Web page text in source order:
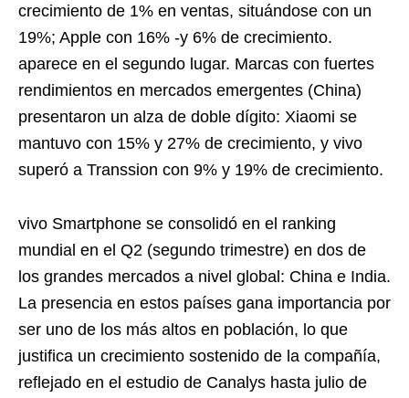
crecimiento de 1% en ventas, situándose con un
19%; Apple con 16% -y 6% de crecimiento.
aparece en el segundo lugar. Marcas con fuertes
rendimientos en mercados emergentes (China)
presentaron un alza de doble dígito: Xiaomi se
mantuvo con 15% y 27% de crecimiento, y vivo
superó a Transsion con 9% y 19% de crecimiento.
vivo Smartphone se consolidó en el ranking
mundial en el Q2 (segundo trimestre) en dos de
los grandes mercados a nivel global: China e India.
La presencia en estos países gana importancia por
ser uno de los más altos en población, lo que
justifica un crecimiento sostenido de la compañía,
reflejado en el estudio de Canalys hasta julio de